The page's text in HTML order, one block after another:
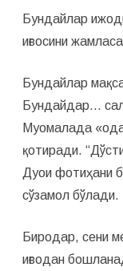
Бундайлар
иғвосини
Бундайлар
Бундайдар…
Муомалада
қотиради.
Дуои фотиҳани
сўзамол бўлади.
Биродар, сени
иғводан